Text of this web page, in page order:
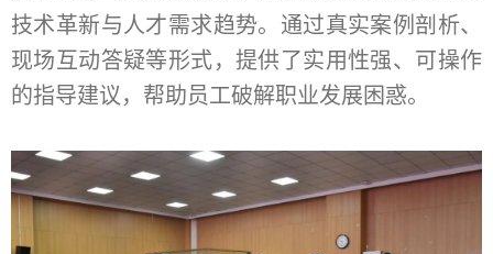
技术革新与人才需求趋势。 通过真实案例剖析、
现场互动答疑等形式，提供了实用性强、可操作
的指导建议，帮助员工破解职业发展困惑。